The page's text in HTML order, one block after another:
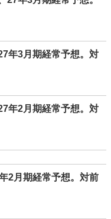
年3月期経常予想。対
年2月期経常予想。対
2月期経常予想。対前